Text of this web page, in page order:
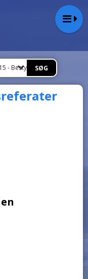
- Bestyrelsesreferater